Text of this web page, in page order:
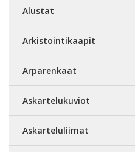
Alustat
Arkistointikaapit
Arparenkaat
Askartelukuviot
Askarteluliimat